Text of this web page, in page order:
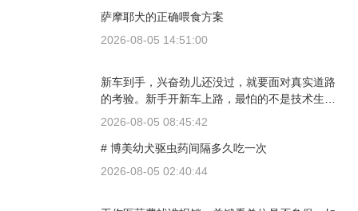
萨摩耶犬的正确喂食方案
2026-08-05 14:51:00
新车到手，兴奋劲儿还没过，就要面对真实道路
的考验。新手开新车上路，最怕的不是技术生
疏，而是对车况和路况的双重陌生。磨合期内，
不超过100公里，这不是老司机的保守，而是活
塞和气缸壁需要时间完成精细贴合。多数车型说
2026-08-05 08:45:42
# 博美幼犬驱虫药间隔多久吃一次
2026-08-05 02:40:44